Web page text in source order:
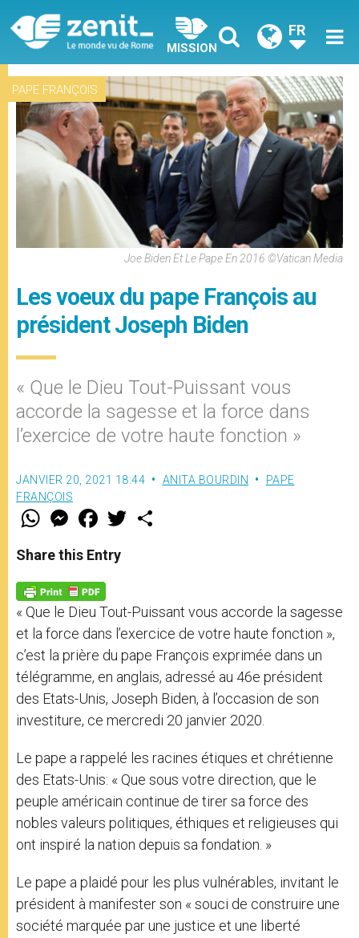
MISSION
FR
PAPE FRANÇOIS
Joe Biden Et Le Pape En 2016 ©Vatican Media
Les voeux du pape François au
président Joseph Biden
« Que le Dieu Tout-Puissant vous
accorde la sagesse et la force dans
l’exercice de votre haute fonction »
JANVIER 20, 2021 18:44 ANITA BOURDIN
PAPE
FRANÇOIS
W
t
s
p
p
M
e
s
e
g
e
r
F
a
e
b
o
k
w
Share this Entry
« Que le Dieu Tout-Puissant vous accorde la sagesse
et la force dans l’exercice de votre haute fonction »,
c’est la prière du pape François exprimée dans un
télégramme, en anglais, adressé au 46e président
des Etats-Unis, Joseph Biden, à l’occasion de son
investiture, ce mercredi 20 janvier 2020.
Le pape a rappelé les racines étiques et chrétienne
des Etats-Unis: « Que sous votre direction, que le
peuple américain continue de tirer sa force des
nobles valeurs politiques, éthiques et religieuses qui
ont inspiré la nation depuis sa fondation. »
Le pape a plaidé pour les plus vulnérables, invitant le
président à manifester son « souci de construire une
société marquée par une justice et une liberté